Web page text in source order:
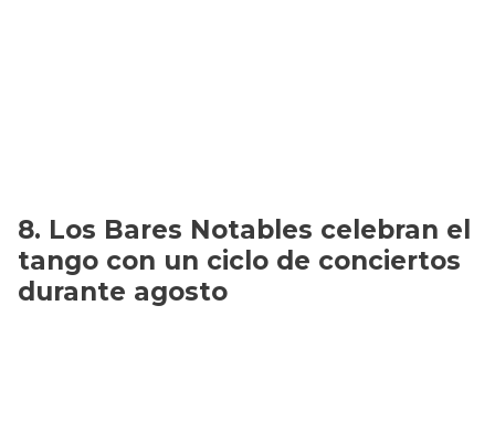
Los Bares Notables celebran el
tango con un ciclo de conciertos
durante agosto